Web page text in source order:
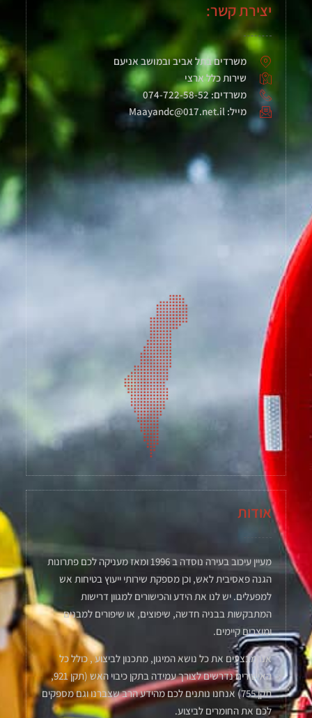
יצירת קשר:
משרדים בתל אביב ובמושב אניעם
שירות כלל ארצי
משרדים: 074-722-58-52
מייל: Maayandc@017.net.il
אודות
מעיין עיכוב בעירה נוסדה ב 1996 ומאז מעניקה לכם פתרונות
הגנה פאסיבית לאש, וכן מספקת שירותי ייעוץ בטיחות אש
למפעלים. יש לנו את הידע והכישורים למגוון דרישות
המתבקשות בבניה חדשה, שיפוצים, או שיפורים למבנים
ומוצרים קיימים.
אנו מבצעים את כל נושא המיגון, מתכנון לביצוע , כולל כל
האישורים נדרשים לצורך עמידה בתקן כיבוי האש (תקן 921,
תקן 755) אנחנו נותנים לכם מהידע הרב שצברנו וגם מספקים
לכם את החומרים לביצוע.